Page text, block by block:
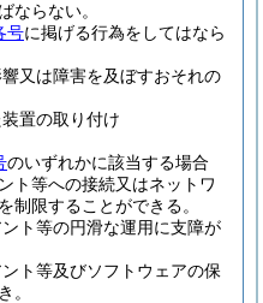
ならない。
号に掲げる行為をしてはなら
又は障害を及ぼすおそれの
置の取り付け
のいずれかに該当する場合
ト等への接続又はネットワ
制限することができる。
ト等の円滑な運用に支障が
ト等及びソフトウェアの保
。